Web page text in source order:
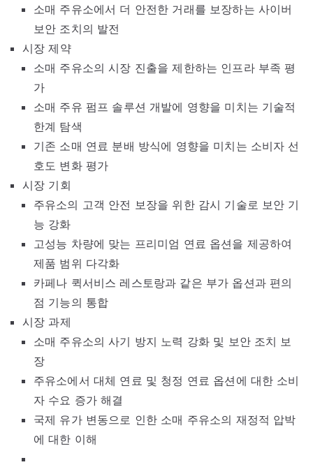
소매 주유소에서 더 안전한 거래를 보장하는 사이버
보안 조치의 발전
시장 제약
소매 주유소의 시장 진출을 제한하는 인프라 부족 평
가
소매 주유 펌프 솔루션 개발에 영향을 미치는 기술적
한계 탐색
기존 소매 연료 분배 방식에 영향을 미치는 소비자 선
호도 변화 평가
시장 기회
주유소의 고객 안전 보장을 위한 감시 기술로 보안 기
능 강화
고성능 차량에 맞는 프리미엄 연료 옵션을 제공하여
제품 범위 다각화
카페나 퀵서비스 레스토랑과 같은 부가 옵션과 편의
점 기능의 통합
시장 과제
소매 주유소의 사기 방지 노력 강화 및 보안 조치 보
장
주유소에서 대체 연료 및 청정 연료 옵션에 대한 소비
자 수요 증가 해결
국제 유가 변동으로 인한 소매 주유소의 재정적 압박
에 대한 이해